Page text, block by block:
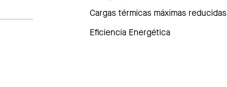
Cargas térmicas máximas reducidas
Eficiencia Energética